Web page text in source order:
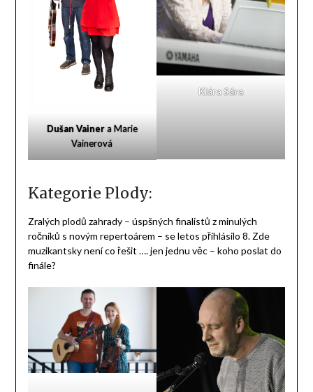
Dušan Vainera Marie
Vainerová
Klára Sára
Kategorie Plody:
Zralých plodů zahrady – úspšných finalistů z minulých
ročníků s novým repertoárem – se letos přihlásilo 8. Zde
muzikantsky není co řešit …. jen jednu věc – koho poslat do
finále?